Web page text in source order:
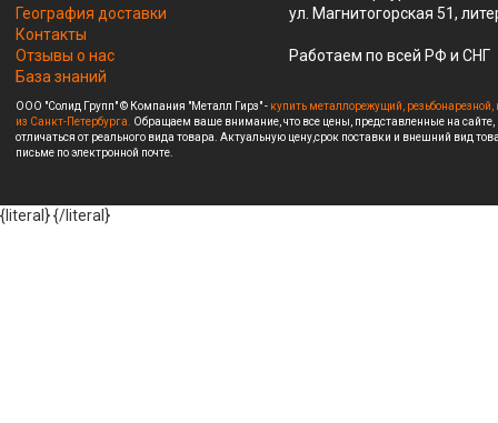
География доставки
Контакты
Отзывы о нас
База знаний
ул. Магнитогорская 51,
Работаем по всей РФ и СНГ
ООО "Солид Групп" © Компания "Металл Гирз" - купить металлорежущий,
из Санкт-Петербурга. Обращаем ваше внимание, что все цены, представленные на
отличаться от реального вида товара. Актуальную цену,срок поставки и внешний вид
письме по электронной почте.
{literal}{/literal}